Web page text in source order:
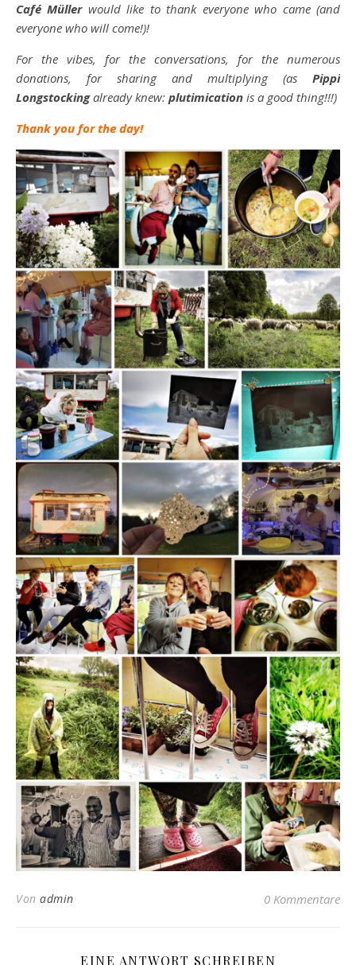
Café Müllerwould like to thank everyone who came (and
everyone who will come!)!
For the vibes, for the conversations, for the numerous
donations, for sharing and multiplying (as Pippi
Longstockingalready knew: plutimication is a good thing!!!)
Thank you for the day!
Von admin 0 Kommentare
EINE ANTWORT SCHREIBEN